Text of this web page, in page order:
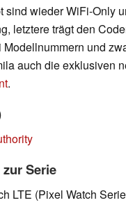
sind wieder WiFi-Only
letztere trägt den
Modellnummern und
auch die exklusiven
.
Serie
LTE (Pixel Watch